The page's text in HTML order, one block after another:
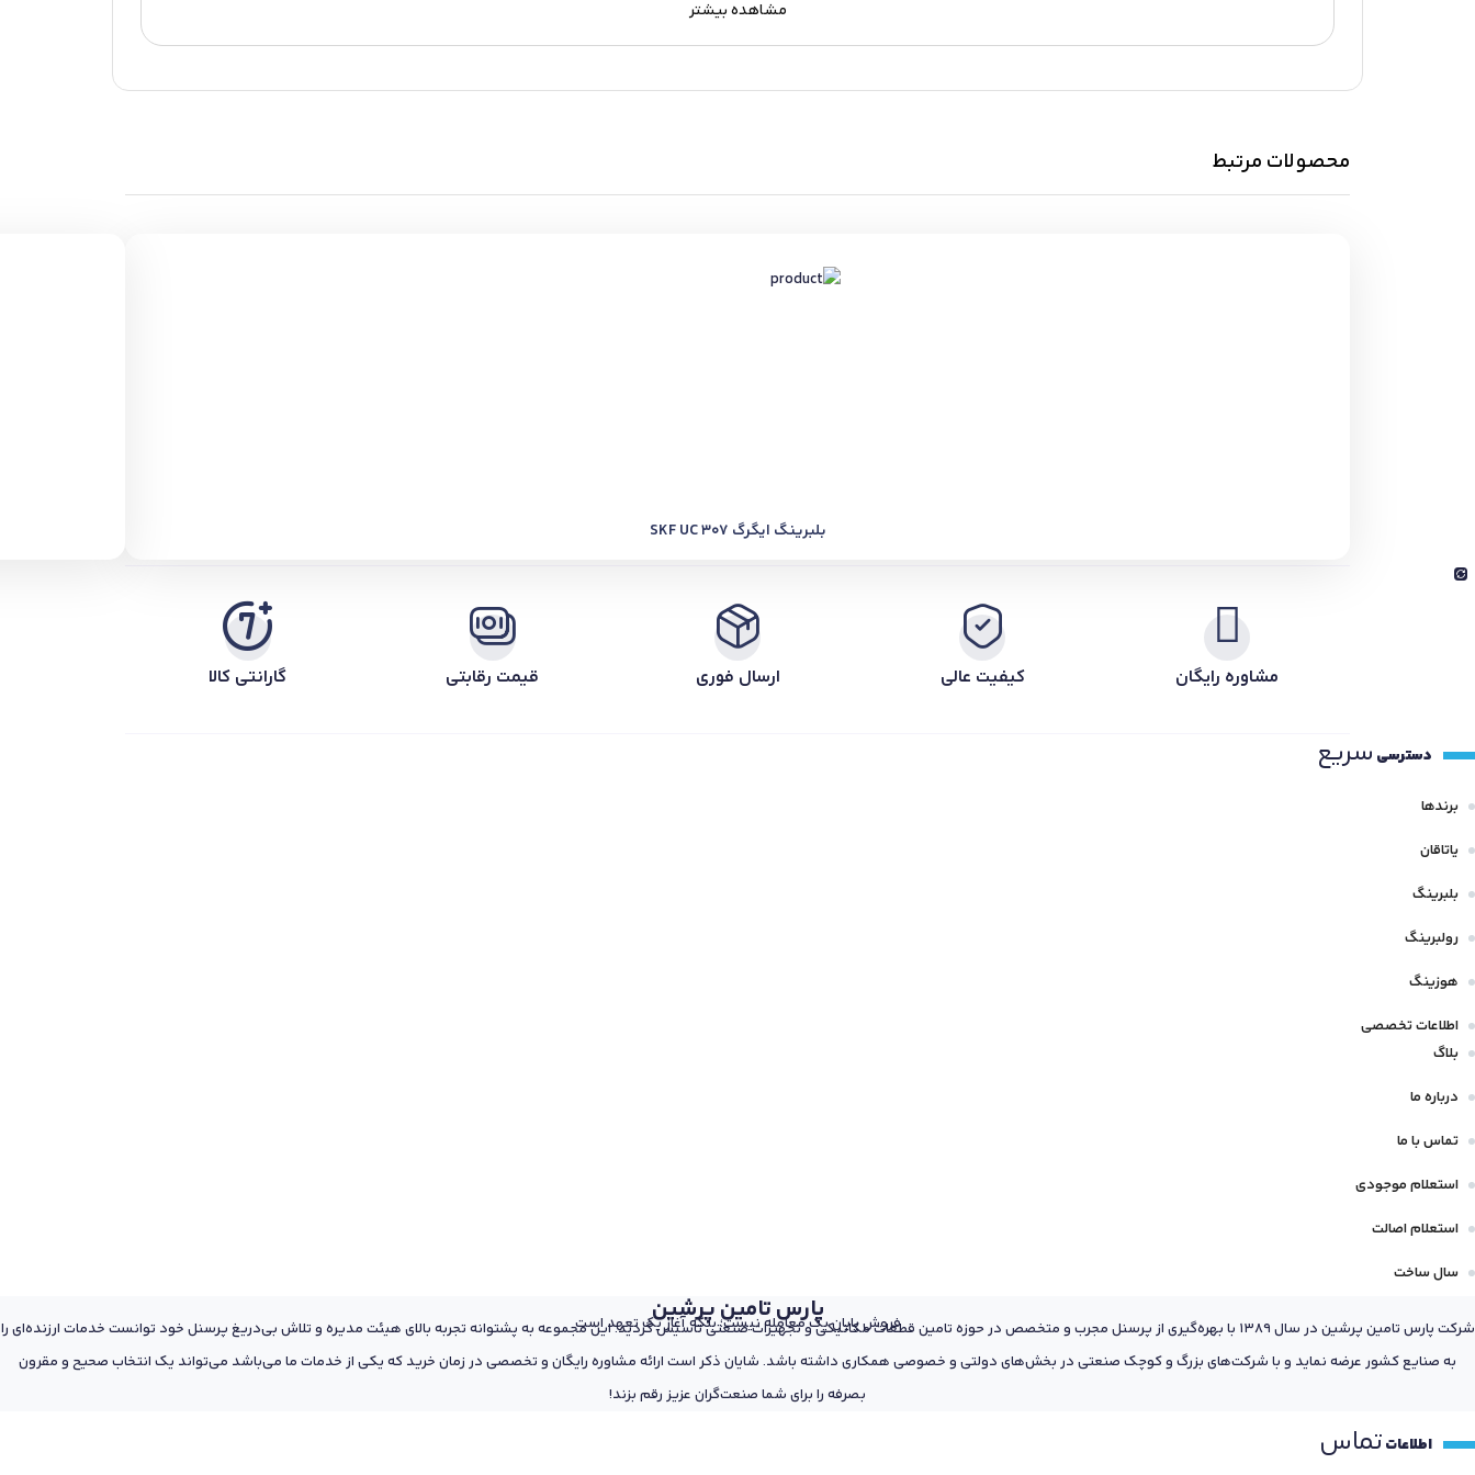
مشاهده بیشتر
محصولات مرتبط
بلبرینگ ایگرگ SKF UC 307
مشاوره رایگان کیفیت عالی ارسال فوری قیمت رقابتی گارانتی کالا
دسترسی سریع
برندها
یاتاقان
بلبرینگ
رولبرینگ
هوزینگ
اطلاعات تخصصی
بلاگ
درباره ما
تماس با ما
استعلام موجودی
استعلام اصالت
سال ساخت
پارس تامین پرشین
فروش پایان یک معامله نیست؛ بلکه آغاز یک تعهد است
شرکت پارس تامین پرشین در سال 1389 با بهره‌گیری از پرسنل مجرب و متخصص در حوزه تامین قطعات مکانیکی و تجهیزات صنعتی تاسیس گردید. این مجموعه به پشتوانه تجربه بالای هیئت مدیره و تلاش بی‌دریغ پرسنل خود توانست خدمات ارزنده‌ای را
به صنایع کشور عرضه نماید و با شرکت‌های بزرگ و کوچک صنعتی در بخش‌های دولتی و خصوصی همکاری داشته باشد. شایان ذکر است ارائه مشاوره رایگان و تخصصی در زمان خرید که یکی از خدمات ما می‌باشد می‌تواند یک انتخاب صحیح و مقرون
بصرفه را برای شما صنعت‌گران عزیز رقم بزند!
اطلاعاتتماس